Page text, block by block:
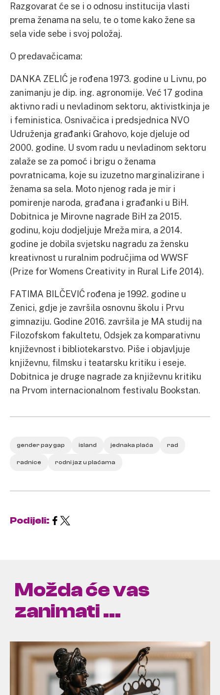
Razgovarat će se i o odnosu institucija vlasti
prema ženama na selu, te o tome kako žene sa
sela vide sebe i svoj položaj.
O predavačicama:
DANKA ZELIĆ je rođena 1973. godine u Livnu, po
zanimanju je dip. ing. agronomije. Već 17 godina
aktivno radi u nevladinom sektoru, aktivistkinja je
i feministica. Osnivačica i predsjednica NVO
Udruženja građanki Grahovo, koje djeluje od
2000. godine. U svom radu u nevladinom sektoru
zalaže se za pomoć i brigu o ženama
povratnicama, koje su izuzetno marginalizirane i
ženama sa sela. Moto njenog rada je mir i
pomirenje naroda, građana i građanki u BiH.
Dobitnica je Mirovne nagrade BiH za 2015.
godinu, koju dodjeljuje Mreža mira, a 2014.
godine je dobila svjetsku nagradu za žensku
kreativnost u ruralnim područjima od WWSF
(Prize for Womens Creativity in Rural Life 2014).
FATIMA BILČEVIĆ rođena je 1992. godine u
Zenici, gdje je završila osnovnu školu i Prvu
gimnaziju. Godine 2016. završila je MA studij na
Filozofskom fakultetu, Odsjek za komparativnu
književnost i bibliotekarstvo. Piše i objavljuje
književnu, filmsku i teatarsku kritiku i eseje.
Dobitnica je druge nagrade za književnu kritiku
na Prvom internacionalnom festivalu Bookstan.
gender pay gap island jednaka plaća rad
radnice rodni jaz u plaćama
Podijeli:
Možda će vas
zanimati ...